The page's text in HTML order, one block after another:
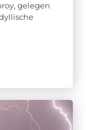
gelegen